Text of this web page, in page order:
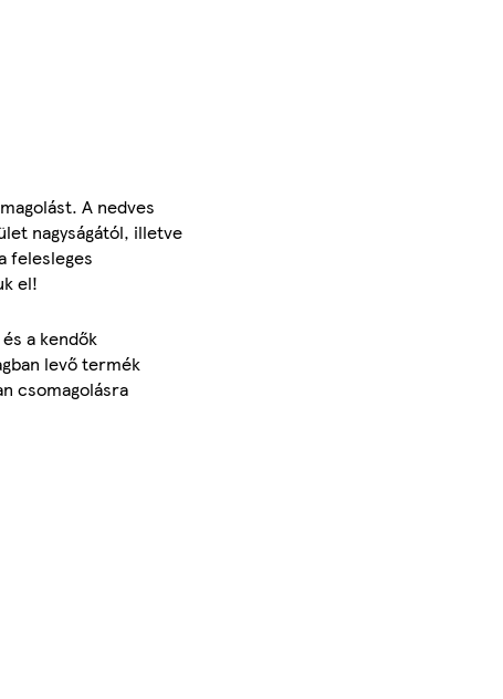
A nedves
nagyságától, illetve
felesleges
el!
a kendők
levő termék
csomagolásra